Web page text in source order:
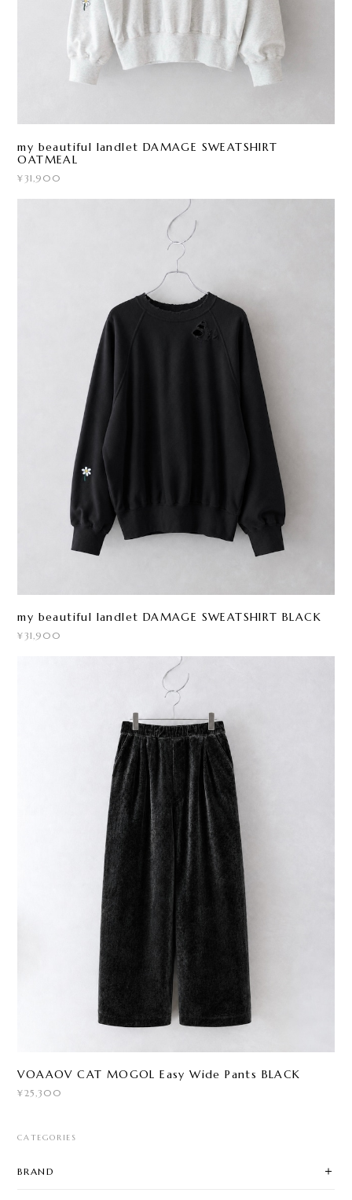
my beautiful landlet DAMAGE SWEATSHIRT
OATMEAL
¥31,900
my beautiful landlet DAMAGE SWEATSHIRT BLACK
¥31,900
VOAAOV CAT MOGOL Easy Wide Pants BLACK
¥25,300
CATEGORIES
BRAND